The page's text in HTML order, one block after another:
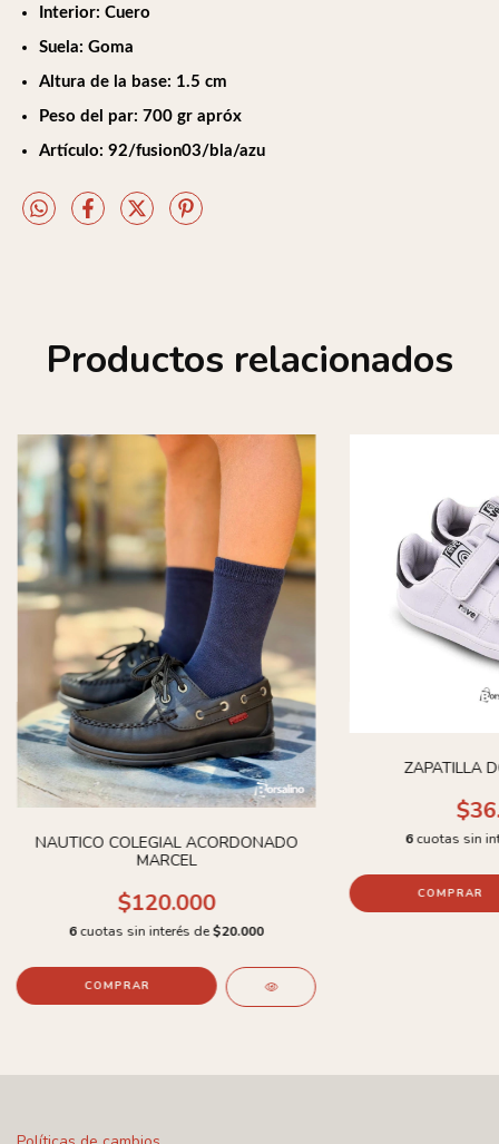
Interior: Cuero
Suela: Goma
Altura de la base: 1.5 cm
Peso del par: 700 gr apróx
Artículo: 92/fusion03/bla/azu
Productos relacionados
NAUTICO COLEGIAL ACORDONADO
MARCEL
$120.000
6cuotas sin interés de$20.000
COMPRAR
ZAPATILLA
6cuotas sin
COMPRAR